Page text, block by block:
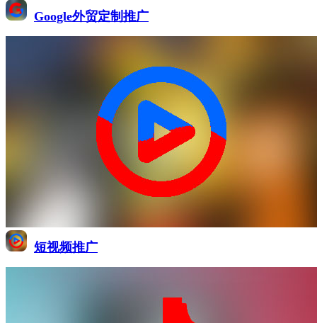
Google外贸定制推广
短视频推广